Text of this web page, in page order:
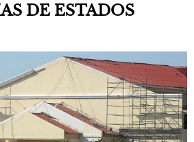
DE ESTADOS